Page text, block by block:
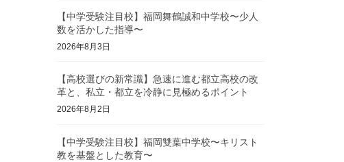
【中学受験注目校】福岡舞鶴誠和中学校〜少人
数を活かした指導〜
2026年8月3日
【高校選びの新常識】急速に進む都立高校の改
革と、私立・都立を冷静に見極めるポイント
2026年8月2日
【中学受験注目校】福岡雙葉中学校〜キリスト
教を基盤とした教育〜